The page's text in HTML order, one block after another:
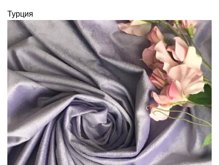
Турция